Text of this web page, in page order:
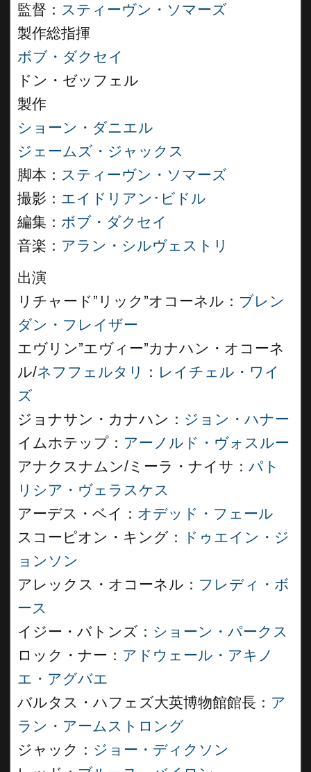
監督： スティーヴン・ソマーズ
製作総指揮
ボブ・ダクセイ
ドン・ゼッフェル
製作
ショーン・ダニエル
ジェームズ・ジャックス
脚本： スティーヴン・ソマーズ
撮影： エイドリアン･ビドル
編集： ボブ・ダクセイ
音楽： アラン・シルヴェストリ
出演
リチャード”リック”オコーネル： ブレン
ダン・フレイザー
エヴリン”エヴィー”カナハン・オコーネ
ル/ネフフェルタリ ： レイチェル・ワイ
ズ
ジョナサン・カナハン： ジョン・ハナー
イムホテップ： アーノルド・ヴォスルー
アナクスナムン/ミーラ・ナイサ： パト
リシア・ヴェラスケス
アーデス・ベイ： オデッド・フェール
スコーピオン・キング：
ドゥエイン・ジ
ョンソン
アレックス・オコーネル： フレディ・ボ
ース
イジー・バトンズ： ショーン・パークス
ロック・ナー： アドウェール・アキノ
エ・アグバエ
バルタス・ハフェズ大英博物館館長： ア
ラン・アームストロング
ジャック： ジョー・ディクソン